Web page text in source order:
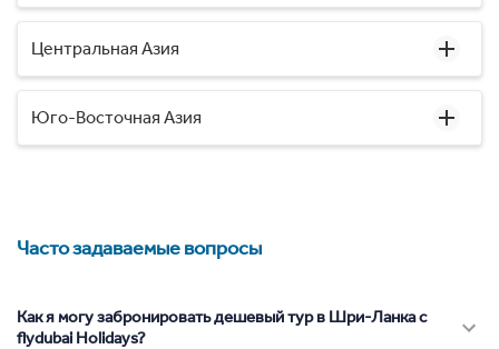
Центральная Азия
Юго-Восточная Азия
Часто задаваемые вопросы
Как я могу забронировать дешевый тур в Шри-Ланка с
flydubai Holidays?